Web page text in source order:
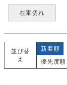
在庫切れ
並び替
え
新着順
優先度順